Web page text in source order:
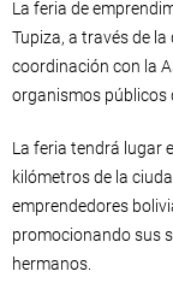
La feria de
Tupiza, a través de
coordinación con la
organismos públicos
La feria tendrá lugar
kilómetros de la
emprendedores
promocionando sus
hermanos.